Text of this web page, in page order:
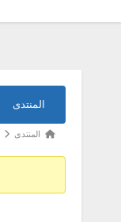
المنتدى
المنتدى
مسارات
-
المنتدى